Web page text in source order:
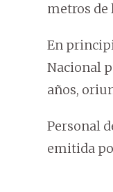
metros de
En
Nacional
años,
Personal
emitida